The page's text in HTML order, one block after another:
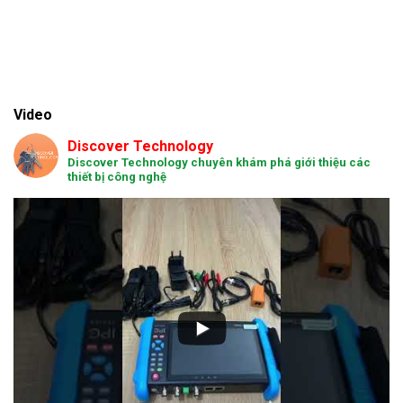
Video
Discover Technology
Discover Technology chuyên khám phá giới thiệu các
thiết bị công nghệ